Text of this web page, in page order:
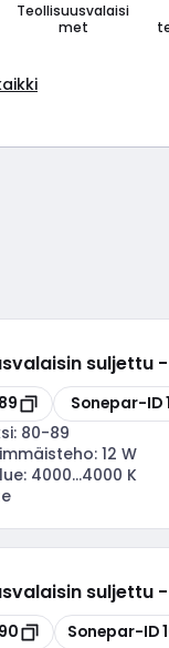
Teollisuusvalaisi
met
suljettu -
Kopioi
Sonepar-ID
80-89
12 W
4000...4000 K
suljettu
Kopioi
Sonepar-ID